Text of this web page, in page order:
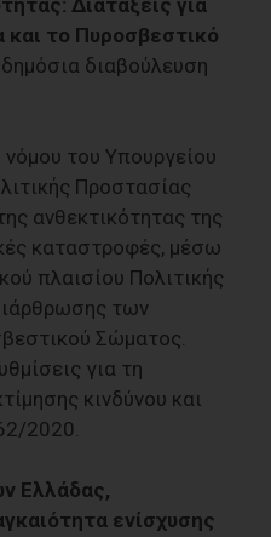
και το Πυροσβεστικό
διαβούλευση
του Υπουργείου
Προστασίας
ανθεκτικότητας της
καταστροφές, μέσω
πλαισίου Πολιτικής
των
Σώματος.
για τη
κινδύνου και
2020.
Ελλάδας,
ενίσχυσης